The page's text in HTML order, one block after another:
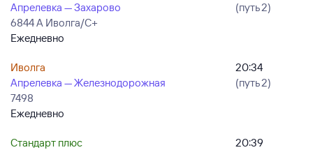
Апрелевка — Захарово
6844 А Иволга/С+
Ежедневно
(путь 2)
Иволга
Апрелевка — Железнодорожная
7498
Ежедневно
20:34
(путь 2)
Стандарт плюс
20:39